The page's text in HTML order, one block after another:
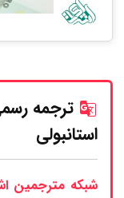
ترجمه
استانبولی
شبکه مترجمین